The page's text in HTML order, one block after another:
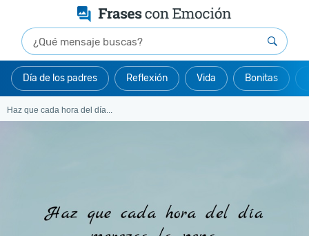
Día de los padres Reflexión Vida Bonitas
Haz que cada hora del día...